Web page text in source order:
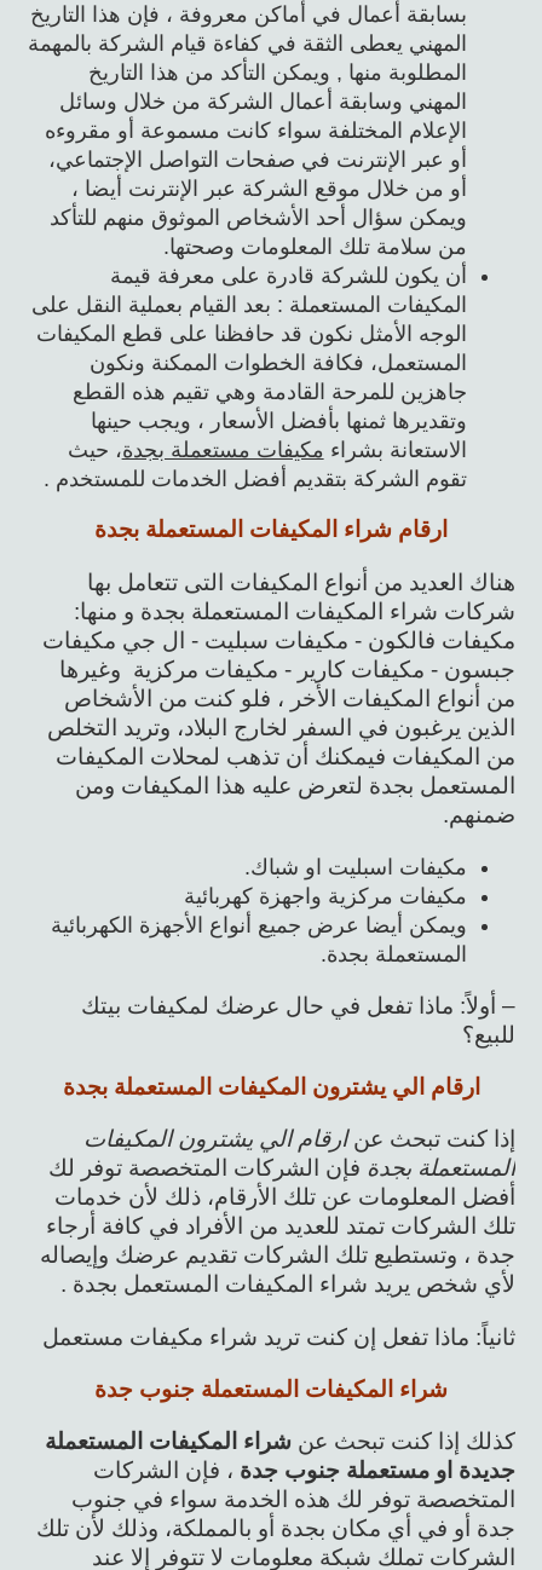
بسابقة أعمال في أماكن معروفة ، فإن هذا التاريخ
المهني يعطى الثقة في كفاءة قيام الشركة بالمهمة
المطلوبة منها , ويمكن التأكد من هذا التاريخ
المهني وسابقة أعمال الشركة من خلال وسائل
الإعلام المختلفة سواء كانت مسموعة أو مقروءه
أو عبر الإنترنت في صفحات التواصل الإجتماعي،
أو من خلال موقع الشركة عبر الإنترنت أيضا ،
ويمكن سؤال أحد الأشخاص الموثوق منهم للتأكد
من سلامة تلك المعلومات وصحتها.
أن يكون للشركة قادرة على معرفة قيمة
المكيفات المستعملة : بعد القيام بعملية النقل على
الوجه الأمثل نكون قد حافظنا على قطع المكيفات
المستعمل، فكافة الخطوات الممكنة ونكون
جاهزين للمرحة القادمة وهي تقيم هذه القطع
وتقديرها ثمنها بأفضل الأسعار ، ويجب حينها
الاستعانة بشراء مكيفات مستعملة بجدة، حيث
تقوم الشركة بتقديم أفضل الخدمات للمستخدم .
ارقام شراء المكيفات المستعملة بجدة
هناك العديد من أنواع المكيفات التى تتعامل بها
شركات شراء المكيفات المستعملة بجدة و منها:
مكيفات فالكون - مكيفات سبليت - ال جي مكيفات
جبسون - مكيفات كارير - مكيفات مركزية وغيرها
من أنواع المكيفات الأخر ، فلو كنت من الأشخاص
الذين يرغبون في السفر لخارج البلاد، وتريد التخلص
من المكيفات فيمكنك أن تذهب لمحلات المكيفات
المستعمل بجدة لتعرض عليه هذا المكيفات ومن
ضمنهم.
مكيفات اسبليت او شباك.
مكيفات مركزية واجهزة كهربائية
ويمكن أيضا عرض جميع أنواع الأجهزة الكهربائية
المستعملة بجدة.
– أولاً: ماذا تفعل في حال عرضك لمكيفات بيتك
للبيع؟
ارقام الي يشترون المكيفات المستعملة بجدة
إذا كنت تبحث عنارقام الي يشترون المكيفات
المستعملة بجدة فإن الشركات المتخصصة توفر لك
أفضل المعلومات عن تلك الأرقام، ذلك لأن خدمات
تلك الشركات تمتد للعديد من الأفراد في كافة أرجاء
جدة ، وتستطيع تلك الشركات تقديم عرضك وإيصاله
لأي شخص يريد شراء المكيفات المستعمل بجدة .
ثانياً: ماذا تفعل إن كنت تريد شراء مكيفات مستعمل
شراء المكيفات المستعملة جنوب جدة
كذلك إذا كنت تبحث عن شراء المكيفات المستعملة
جديدة او مستعملة جنوب جدة ، فإن الشركات
المتخصصة توفر لك هذه الخدمة سواء في جنوب
جدة أو في أي مكان بجدة أو بالمملكة، وذلك لأن تلك
الشركات تملك شبكة معلومات لا تتوفر إلا عند